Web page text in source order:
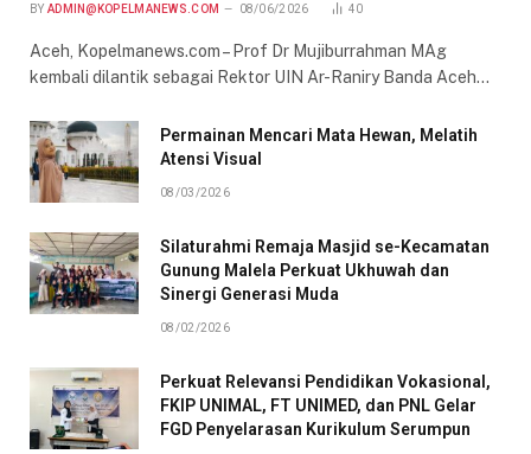
BY ADMIN@KOPELMANEWS.COM 08/06/2026 40
Aceh, Kopelmanews.com – Prof Dr Mujiburrahman MAg
kembali dilantik sebagai Rektor UIN Ar-Raniry Banda Aceh…
Permainan Mencari Mata Hewan, Melatih
Atensi Visual
08/03/2026
Silaturahmi Remaja Masjid se-Kecamatan
Gunung Malela Perkuat Ukhuwah dan
Sinergi Generasi Muda
08/02/2026
Perkuat Relevansi Pendidikan Vokasional,
FKIP UNIMAL, FT UNIMED, dan PNL Gelar
FGD Penyelarasan Kurikulum Serumpun